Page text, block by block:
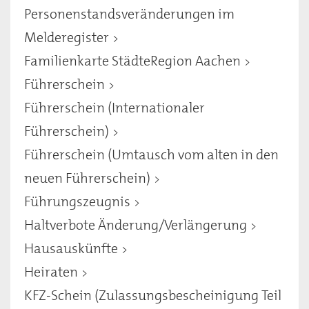
Personenstandsveränderungen im
Melderegister
Familienkarte StädteRegion Aachen
Führerschein
Führerschein (Internationaler
Führerschein)
Führerschein (Umtausch vom alten in den
neuen Führerschein)
Führungszeugnis
Haltverbote Änderung/Verlängerung
Hausauskünfte
Heiraten
KFZ-Schein (Zulassungsbescheinigung Teil